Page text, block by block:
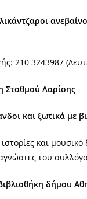
210 3243987
Σταθμού Λαρίσης
και ξωτικά με
ιστορίες και
του
δήμου